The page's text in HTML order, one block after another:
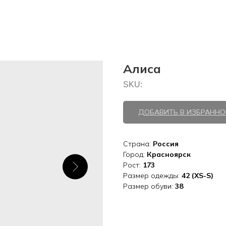
Алиса
SKU:
ДОБАВИТЬ В
Страна: Россия
Город: Красноярск
Рост: 173
Размер одежды: 42 (XS-S)
Размер обуви: 38